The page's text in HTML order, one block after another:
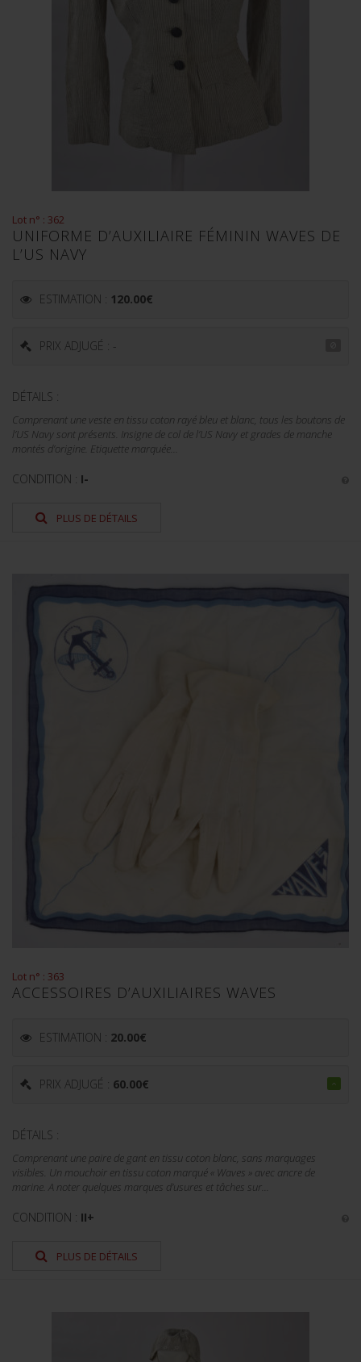
Lot n° : 362
UNIFORME D’AUXILIAIRE FÉMININ WAVES DE
L’US NAVY
ESTIMATION : 120.00€
PRIX ADJUGÉ : -
DÉTAILS :
Comprenant une veste en tissu coton rayé bleu et blanc, tous les boutons de
l’US Navy sont présents. Insigne de col de l’US Navy et grades de manche
montés d’origine. Etiquette marquée...
CONDITION : I-
PLUS DE DÉTAILS
Lot n° : 363
ACCESSOIRES D’AUXILIAIRES WAVES
ESTIMATION : 20.00€
PRIX ADJUGÉ : 60.00€
DÉTAILS :
Comprenant une paire de gant en tissu coton blanc, sans marquages
visibles. Un mouchoir en tissu coton marqué « Waves » avec ancre de
marine. A noter quelques marques d’usures et tâches sur...
CONDITION : II+
PLUS DE DÉTAILS